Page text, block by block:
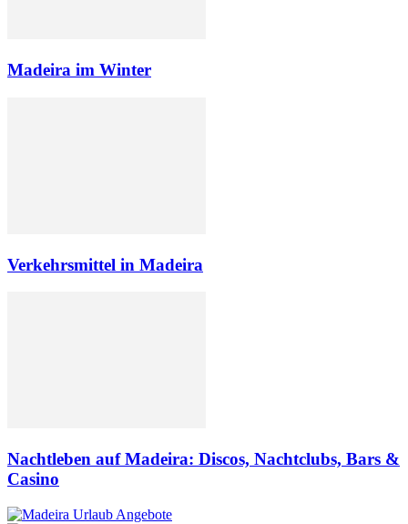
Madeira im Winter
Verkehrsmittel in Madeira
Nachtleben auf Madeira: Discos, Nachtclubs, Bars &
Casino